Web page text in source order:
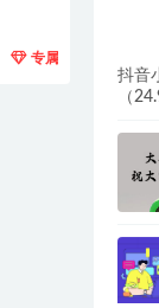
专属
抖音
（